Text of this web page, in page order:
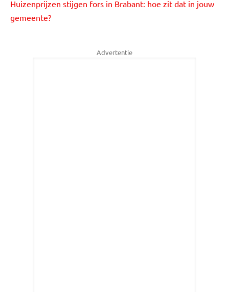
Huizenprijzen stijgen fors in Brabant: hoe zit dat in jouw
gemeente?
Advertentie